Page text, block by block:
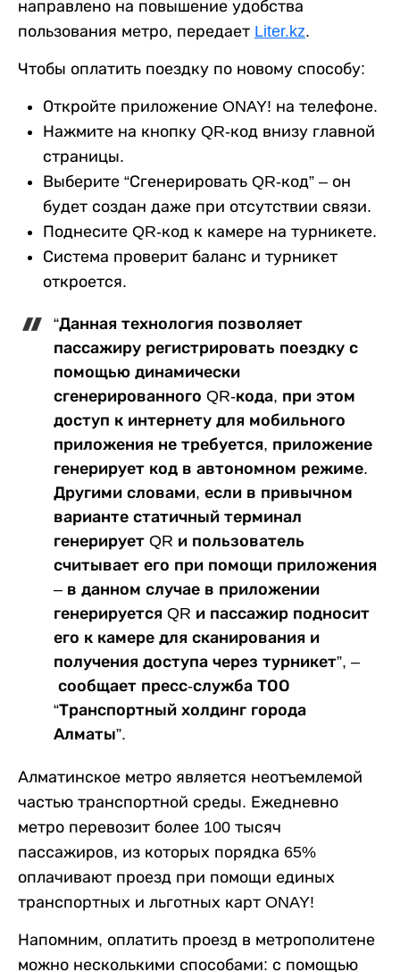
направлено на повышение удобства
пользования метро, передает Liter.kz.
Чтобы оплатить поездку по новому способу:
Откройте приложение ONAY! на телефоне.
Нажмите на кнопку QR-код внизу главной
страницы.
Выберите “Сгенерировать QR-код” – он
будет создан даже при отсутствии связи.
Поднесите QR-код к камере на турникете.
Система проверит баланс и турникет
откроется.
“Данная технология позволяет
пассажиру регистрировать поездку с
помощью динамически
сгенерированного QR-кода, при этом
доступ к интернету для мобильного
приложения не требуется, приложение
генерирует код в автономном режиме.
Другими словами, если в привычном
варианте статичный терминал
генерирует QR и пользователь
считывает его при помощи приложения
– в данном случае в приложении
генерируется QR и пассажир подносит
его к камере для сканирования и
получения доступа через турникет”, –
сообщает пресс-служба ТОО
“Транспортный холдинг города
Алматы”.
Алматинское метро является неотъемлемой
частью транспортной среды. Ежедневно
метро перевозит более 100 тысяч
пассажиров, из которых порядка 65%
оплачивают проезд при помощи единых
транспортных и льготных карт ONAY!
Напомним, оплатить проезд в метрополитене
можно несколькими способами: с помощью